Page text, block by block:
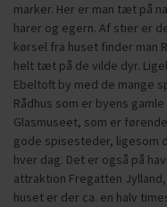
marker. Her er man tæt på
harer og egern. Af stier er
kørsel fra huset finder man
helt tæt på de vilde dyr.
Ebeltoft by med de mange
Rådhus som er byens
Glasmuseet, som er
gode spisesteder, ligesom
hver dag. Det er også på
attraktion Fregatten
huset er der ca. en halv